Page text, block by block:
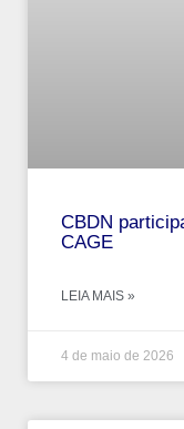
CBDN
CAGE
LEIA MAIS »
4 de maio de 2026